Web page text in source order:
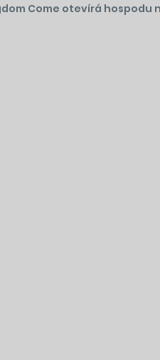
Come otevírá hospodu